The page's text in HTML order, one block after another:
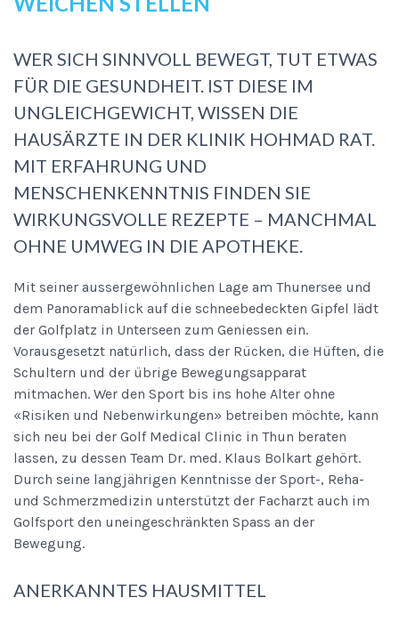
WER SICH SINNVOLL BEWEGT, TUT ETWAS
FÜR DIE GESUNDHEIT. IST DIESE IM
UNGLEICHGEWICHT, WISSEN DIE
HAUSÄRZTE IN DER KLINIK HOHMAD RAT.
MIT ERFAHRUNG UND
MENSCHENKENNTNIS FINDEN SIE
WIRKUNGSVOLLE REZEPTE – MANCHMAL
OHNE UMWEG IN DIE APOTHEKE.
Mit seiner aussergewöhnlichen Lage am Thunersee und
dem Panoramablick auf die schneebedeckten Gipfel lädt
der Golfplatz in Unterseen zum Geniessen ein.
Vorausgesetzt natürlich, dass der Rücken, die Hüften, die
Schultern und der übrige Bewegungsapparat
mitmachen. Wer den Sport bis ins hohe Alter ohne
«Risiken und Nebenwirkungen» betreiben möchte, kann
sich neu bei der Golf Medical Clinic in Thun beraten
lassen, zu dessen Team Dr. med. Klaus Bolkart gehört.
Durch seine langjährigen Kenntnisse der Sport-, Reha-
und Schmerzmedizin unterstützt der Facharzt auch im
Golfsport den uneingeschränkten Spass an der
Bewegung.
ANERKANNTES HAUSMITTEL